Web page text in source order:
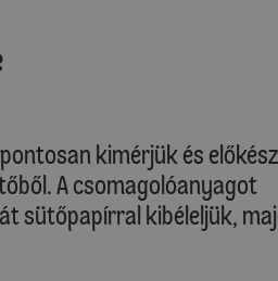
kimérjük és
A csomagolóanyagot
sütőpapírral kibéleljük,